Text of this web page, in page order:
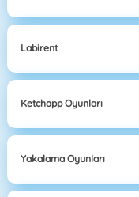
Labirent
Ketchapp Oyunları
Yakalama Oyunları